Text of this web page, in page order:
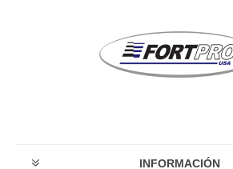
INFORMACIÓN